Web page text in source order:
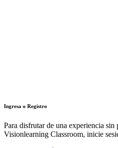
Ingresa o Registro
Para disfrutar de una experiencia sin
Visionlearning Classroom, inicie